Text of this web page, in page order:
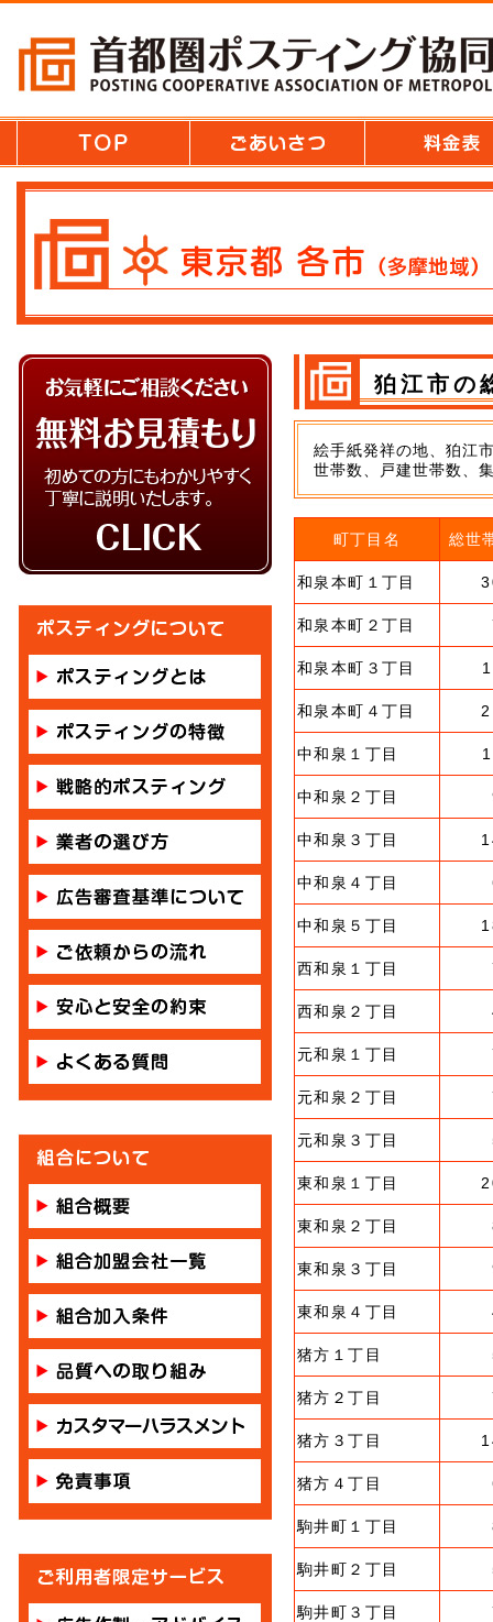
狛江市の
絵手紙発祥の地、狛江
世帯数、戸建世帯数、
町丁目名 総世
和泉本町１丁目
和泉本町２丁目
和泉本町３丁目
和泉本町４丁目
中和泉１丁目
中和泉２丁目
中和泉３丁目
中和泉４丁目
中和泉５丁目
西和泉１丁目
西和泉２丁目
元和泉１丁目
元和泉２丁目
元和泉３丁目
東和泉１丁目
東和泉２丁目
東和泉３丁目
東和泉４丁目
猪方１丁目
猪方２丁目
猪方３丁目
猪方４丁目
駒井町１丁目
駒井町２丁目
駒井町３丁目